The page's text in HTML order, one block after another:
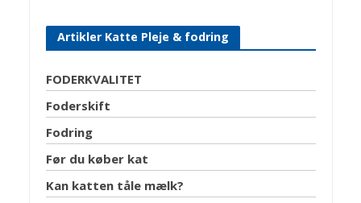
Artikler Katte Pleje & fodring
FODERKVALITET
Foderskift
Fodring
Før du køber kat
Kan katten tåle mælk?